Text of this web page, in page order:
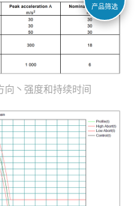
向丶强度和持续时间
产品筛选